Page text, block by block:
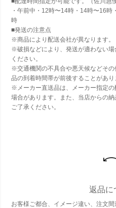
・午前中・12時〜14時・14時〜16
時
■発送の注意点
※商品により配送会社が異なります。
※破損などにより、発送が適わない
ください。
※交通機関の不具合や悪天候などそ
品の到着時間帯が前後することがあり
※メーカー直送品は、メーカー指定
場合があります。また、当店からの納
ご了承ください。
返品に
お客様ご都合、イメージ違い、注文